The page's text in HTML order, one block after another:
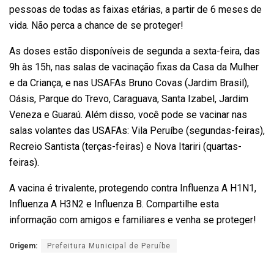
pessoas de todas as faixas etárias, a partir de 6 meses de
vida. Não perca a chance de se proteger!
As doses estão disponíveis de segunda a sexta-feira, das
9h às 15h, nas salas de vacinação fixas da Casa da Mulher
e da Criança, e nas USAFAs Bruno Covas (Jardim Brasil),
Oásis, Parque do Trevo, Caraguava, Santa Izabel, Jardim
Veneza e Guaraú. Além disso, você pode se vacinar nas
salas volantes das USAFAs: Vila Peruíbe (segundas-feiras),
Recreio Santista (terças-feiras) e Nova Itariri (quartas-
feiras).
A vacina é trivalente, protegendo contra Influenza A H1N1,
Influenza A H3N2 e Influenza B. Compartilhe esta
informação com amigos e familiares e venha se proteger!
Origem: Prefeitura Municipal de Peruíbe